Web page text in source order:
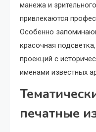
манежа и
привлекаются
Особенно
красочная
проекций с
именами известных
печатные